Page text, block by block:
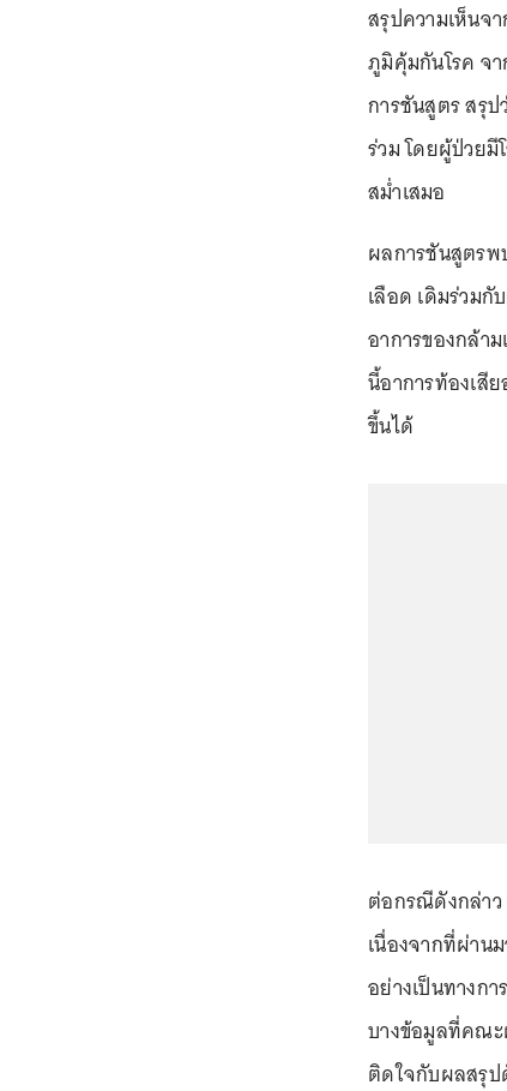
สรุปความเห็นจ
ภูมิคุ้มกันโรค จา
การชันสูตร สรุป
ร่วม โดยผู้ป่วยมี
สม่ำเสมอ
ผลการชันสูตรพ
เลือด เดิมร่วม
อาการของกล้า
นี้อาการท้องเสี
ขึ้นได้
ต่อกรณีดังกล่า
เนื่องจากที่ผ่าน
อย่างเป็นทางก
บางข้อมูลที่คณะ
ติดใจกับผลสรุป